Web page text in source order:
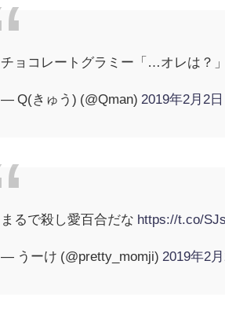
チョコレートグラミー「…オレは？」
— Q(きゅう) (@Qman) 2019年2月2日
まるで殺し愛百合だな https://t.co/
— うーけ (@pretty_momji) 2019年2月